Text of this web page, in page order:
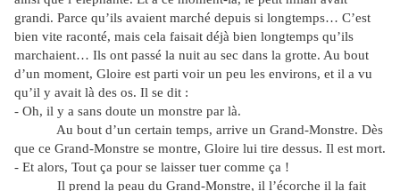
grandi. Parce qu’ils avaient marché depuis si longtemps… C’est
bien vite raconté, mais cela faisait déjà bien longtemps qu’ils
marchaient… Ils ont passé la nuit au sec dans la grotte. Au bout
d’un moment, Gloire est parti voir un peu les environs, et il a vu
qu’il y avait là des os. Il se dit :
- Oh, il y a sans doute un monstre par là.
Au bout d’un certain temps, arrive un Grand-Monstre. Dès
que ce Grand-Monstre se montre, Gloire lui tire dessus. Il est mort.
- Et alors, Tout ça pour se laisser tuer comme ça !
Il prend la peau du Grand-Monstre, il l’écorche il la fait